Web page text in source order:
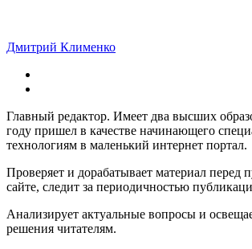
Дмитрий Клименко
Главный редактор. Имеет два высших
году пришел в качестве начинающего
технологиям в маленький интернет портал.
Проверяет и дорабатывает материал перед
сайте, следит за периодичностью
Анализирует актуальные вопросы и
решения читателям.